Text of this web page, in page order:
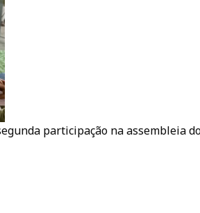
participação na assembleia